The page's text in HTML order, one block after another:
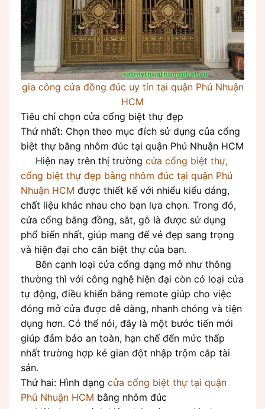
gia công cửa đồng đúc uy tín tại quận Phú Nhuận
HCM
Tiêu chí chọn cửa cổng biệt thự đẹp
Thứ nhất: Chọn theo mục đích sử dụng của cổng
biệt thự bằng nhôm đúc tại quận Phú Nhuận HCM
Hiện nay trên thị trường cửa cổng biệt thự,
cổng biệt thự đẹp bằng nhôm đúc tại quận Phú
Nhuận HCM được thiết kế với nhiểu kiểu dáng,
chất liệu khác nhau cho bạn lựa chọn. Trong đó,
cửa cổng bằng đồng, sắt, gỗ là được sử dụng
phổ biến nhất, giúp mang để vẻ đẹp sang trọng
và hiện đại cho căn biệt thự của bạn.
Bên cạnh loại cửa cổng dạng mở như thông
thường thì với công nghệ hiện đại còn có loại cửa
tự động, điều khiển bằng remote giúp cho việc
đóng mở cửa được dễ dàng, nhanh chóng và tiện
dụng hơn. Có thể nói, đây là một bước tiến mới
giúp đảm bảo an toàn, hạn chế đến mức thấp
nhất trường hợp kẻ gian đột nhập trộm cắp tài
sản.
Thứ hai: Hình dạng cửa cổng biệt thự tại quận
Phú Nhuận HCM bằng nhôm đúc